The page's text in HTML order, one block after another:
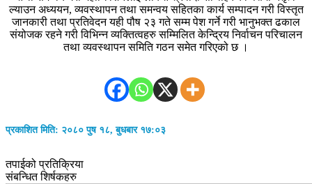
ल्याउन अध्ययन, व्यवस्थापन तथा समन्वय सहितका कार्य सम्पादन गरी विस्तृत
जानकारी तथा प्रतिवेदन यही पौष २३ गते सम्म पेश गर्ने गरी भानुभक्त ढकाल
संयोजक रहने गरी विभिन्न व्यक्तित्वहरु सम्मिलित केन्द्रिय निर्वाचन परिचालन
तथा व्यवस्थापन समिति गठन समेत गरिएको छ ।
प्रकाशित मिति: २०८० पुष १८, बुधबार १७:०३
तपाईको प्रतिक्रिया
संबन्धित शिर्षकहरु